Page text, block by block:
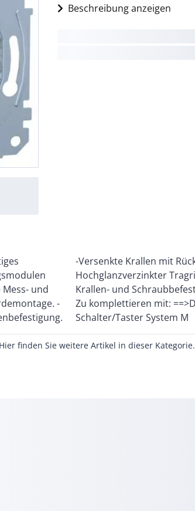
Beschreibung anzeigen
und
-
-
Mit
für
Schalter/Taster System M
finden Sie weitere Artikel in dieser Kategorie.